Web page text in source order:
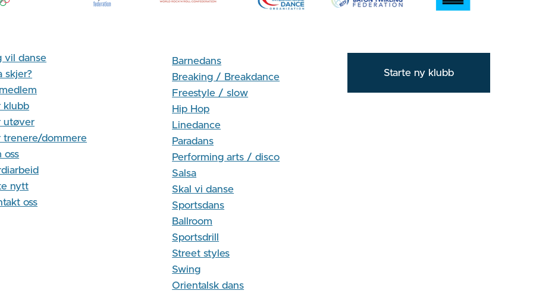
vil danse
skjer?
klubb
utøver
trenere/dommere
oss
nytt
oss
Barnedans
Breaking / Breakdance
Freestyle / slow
Hip Hop
Linedance
Paradans
Performing arts / disco
Salsa
Skal vi danse
Sportsdans
Ballroom
Sportsdrill
Street styles
Swing
Orientalsk dans
Starte ny klubb